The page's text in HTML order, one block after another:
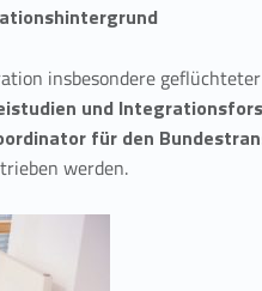
insbesondere
und
für den
werden.